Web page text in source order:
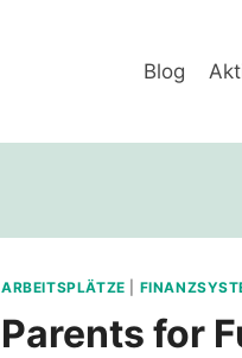
Blog
ARBEITSPLÄTZE
Parents for